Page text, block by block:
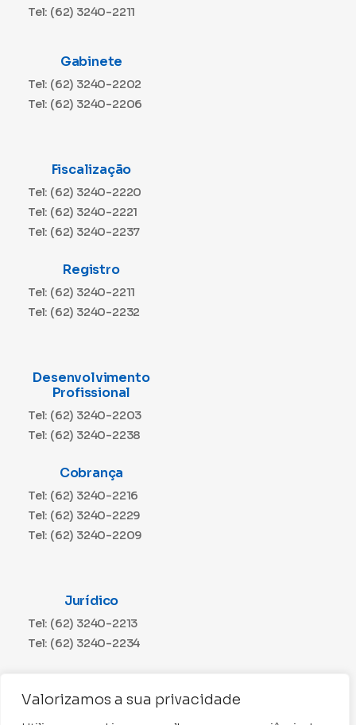
Valorizamos a sua privacidade
Tel: (62) 3240-2211
Gabinete
Tel: (62) 3240-2202
Tel: (62) 3240-2206
Fiscalização
Tel: (62) 3240-2220
Tel: (62) 3240-2221
Tel: (62) 3240-2237
Registro
Tel: (62) 3240-2211
Tel: (62) 3240-2232
Desenvolvimento
Profissional
Tel: (62) 3240-2203
Tel: (62) 3240-2238
Cobrança
Tel: (62) 3240-2216
Tel: (62) 3240-2229
Tel: (62) 3240-2209
Jurídico
Tel: (62) 3240-2213
Tel: (62) 3240-2234
Tel: (62) 3240-2230